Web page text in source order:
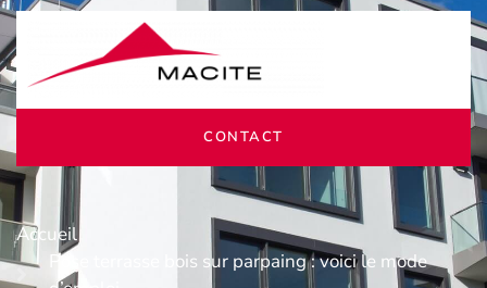
CONTACT
Accueil
Pose terrasse bois sur parpaing : voici le mode